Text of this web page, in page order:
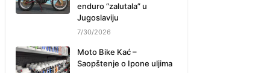
enduro “zalutala” u
Jugoslaviju
7/30/2026
Moto Bike Kać –
Saopštenje o Ipone uljima